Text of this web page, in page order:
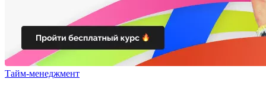
Тайм-менеджмент